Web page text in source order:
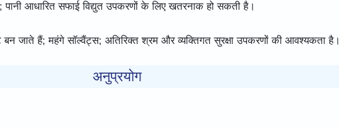
पानी आधारित सफाई विद्युत उपकरणों के लिए खतरनाक हो सकती है।
जाते हैं; महंगे सॉल्वैंट्स; अतिरिक्त श्रम और व्यक्तिगत सुरक्षा उपकरणों की आवश्यकता है।
अनुप्रयोग